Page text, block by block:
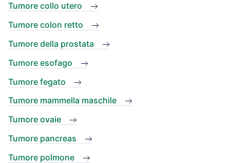
Tumore collo utero
Tumore colon retto
Tumore della prostata
Tumore esofago
Tumore fegato
Tumore mammella maschile
Tumore ovaie
Tumore pancreas
Tumore polmone